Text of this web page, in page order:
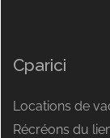
Cparici
Locations de
Récréons du